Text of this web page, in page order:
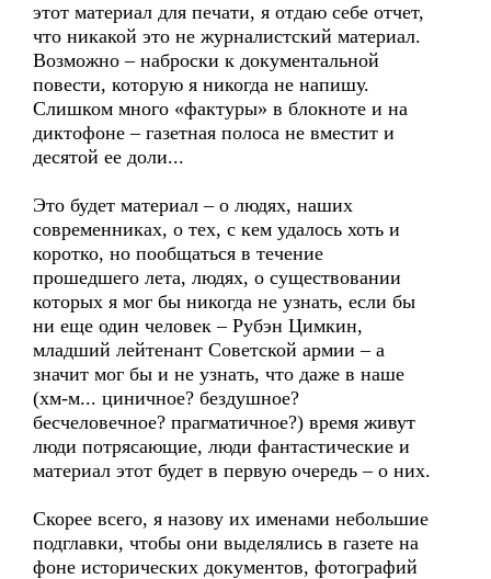
этот материал для печати, я отдаю себе отчет,
что никакой это не журналистский материал.
Возможно – наброски к документальной
повести, которую я никогда не напишу.
Слишком много «фактуры» в блокноте и на
диктофоне – газетная полоса не вместит и
десятой ее доли...
Это будет материал – о людях, наших
современниках, о тех, с кем удалось хоть и
коротко, но пообщаться в течение
прошедшего лета, людях, о существовании
которых я мог бы никогда не узнать, если бы
ни еще один человек – Рубэн Цимкин,
младший лейтенант Советской армии – а
значит мог бы и не узнать, что даже в наше
(хм-м... циничное? бездушное?
бесчеловечное? прагматичное?) время живут
люди потрясающие, люди фантастические и
материал этот будет в первую очередь – о них.
Скорее всего, я назову их именами небольшие
подглавки, чтобы они выделялись в газете на
фоне исторических документов, фотографий